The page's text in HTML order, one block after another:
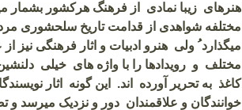
هنرهای زیبا نمادی از فرهنگ هرکشور بشمار
مختلفه شواهدی از قدامت تاریخ سلحشوری
میگذارد ُ ولی هنرو ادبیات و اثار فرهنگی
مختلف و رویدادها را با واژه های خیلی
کاغذ به تحریر آورده اند. این گونه اثار
خوانندگان و علاقمندان دور و نزدیک میرسد و